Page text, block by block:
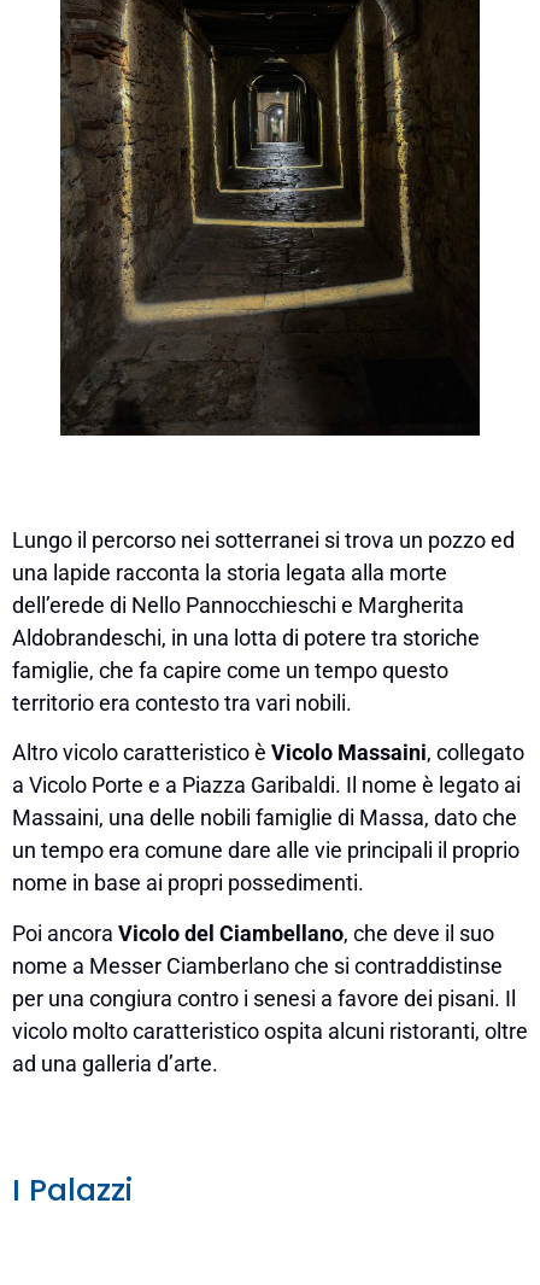
Lungo il percorso nei sotterranei si trova un pozzo ed
una lapide racconta la storia legata alla morte
dell’erede di Nello Pannocchieschi e Margherita
Aldobrandeschi, in una lotta di potere tra storiche
famiglie, che fa capire come un tempo questo
territorio era contesto tra vari nobili.
Altro vicolo caratteristico è Vicolo Massaini, collegato
a Vicolo Porte e a Piazza Garibaldi. Il nome è legato ai
Massaini, una delle nobili famiglie di Massa, dato che
un tempo era comune dare alle vie principali il proprio
nome in base ai propri possedimenti.
Poi ancora Vicolo del Ciambellano, che deve il suo
nome a Messer Ciamberlano che si contraddistinse
per una congiura contro i senesi a favore dei pisani. Il
vicolo molto caratteristico ospita alcuni ristoranti, oltre
ad una galleria d’arte.
I Palazzi